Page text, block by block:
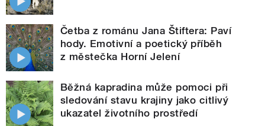
Četba z románu Jana Štiftera: Paví
hody. Emotivní a poetický příběh
z městečka Horní Jelení
Běžná kapradina může pomoci při
sledování stavu krajiny jako citlivý
ukazatel životního prostředí